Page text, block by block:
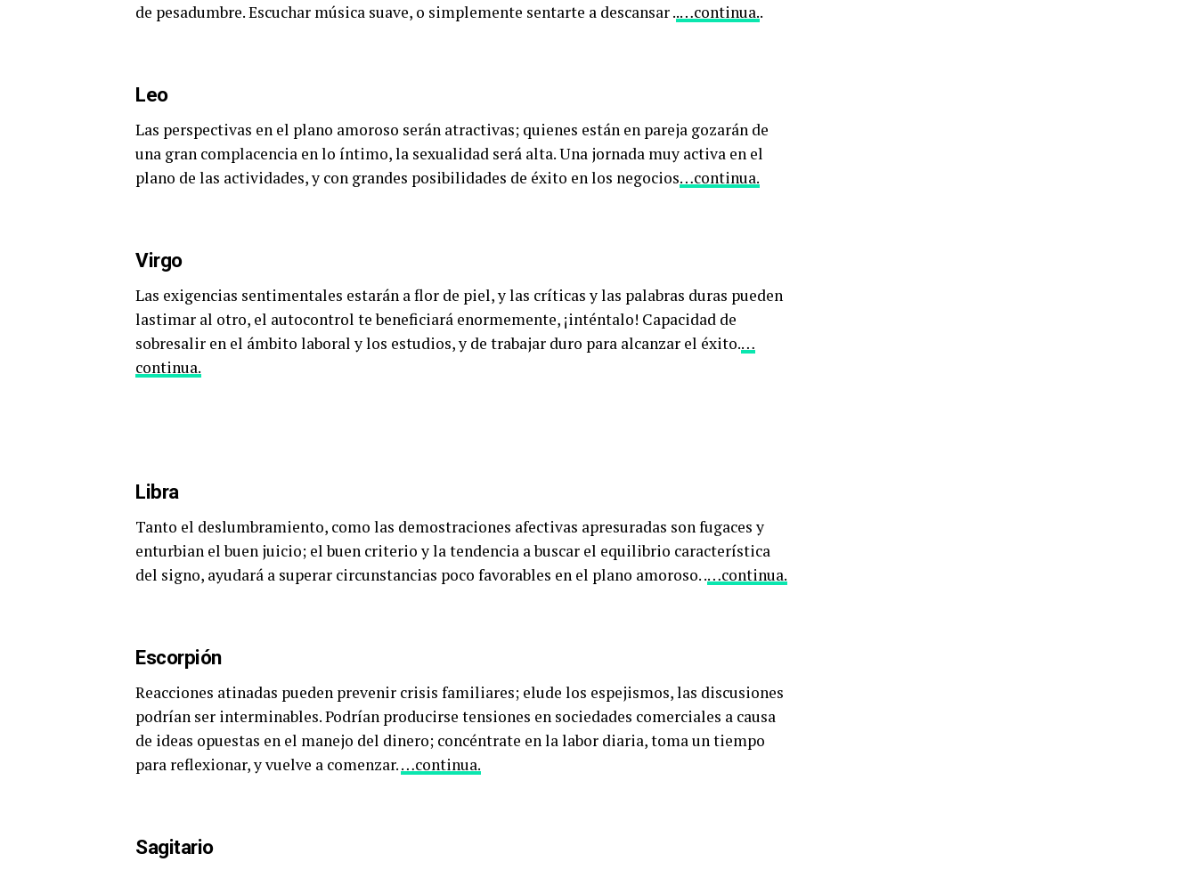
de pesadumbre. Escuchar música suave, o simplemente sentarte a descansar ..…continua..
Leo
Las perspectivas en el plano amoroso serán atractivas; quienes están en pareja gozarán de
una gran complacencia en lo íntimo, la sexualidad será alta. Una jornada muy activa en el
plano de las actividades, y con grandes posibilidades de éxito en los negocios…continua.
Virgo
Las exigencias sentimentales estarán a flor de piel, y las críticas y las palabras duras pueden
lastimar al otro, el autocontrol te beneficiará enormemente, ¡inténtalo! Capacidad de
sobresalir en el ámbito laboral y los estudios, y de trabajar duro para alcanzar el éxito.…
continua.
Libra
Tanto el deslumbramiento, como las demostraciones afectivas apresuradas son fugaces y
enturbian el buen juicio; el buen criterio y la tendencia a buscar el equilibrio característica
del signo, ayudará a superar circunstancias poco favorables en el plano amoroso. .…continua.
Escorpión
Reacciones atinadas pueden prevenir crisis familiares; elude los espejismos, las discusiones
podrían ser interminables. Podrían producirse tensiones en sociedades comerciales a causa
de ideas opuestas en el manejo del dinero; concéntrate en la labor diaria, toma un tiempo
para reflexionar, y vuelve a comenzar.…continua.
Sagitario